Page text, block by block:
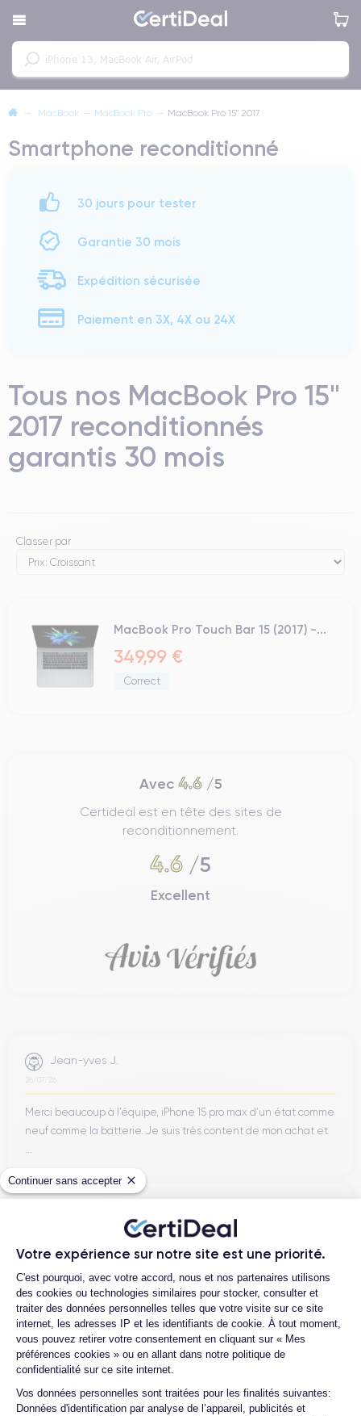
Continuer sans accepter
Votre expérience sur notre site est une priorité.
Plateforme de Gestion du
C'est pourquoi, avec votre accord, nous et nos partenaires utilisons
des cookies ou technologies similaires pour stocker, consulter et
traiter des données personnelles telles que votre visite sur ce site
internet, les adresses IP et les identifiants de cookie. À tout moment,
vous pouvez retirer votre consentement en cliquant sur « Mes
préférences cookies » ou en allant dans notre politique de
confidentialité sur ce site internet.
Vos données personnelles sont traitées pour les finalités suivantes:
Données d'identification par analyse de l’appareil, publicités et
Axeptio consent
— MacBook — MacBook Pro — MacBook Pro 15" 2017
Smartphone reconditionné
30 jours pour tester
Garantie 30 mois
Expédition sécurisée
Paiement en 3X, 4X ou 24X
Tous nos MacBook Pro 15"
2017 reconditionnés
garantis 30 mois
Classer par
MacBook Pro Touch Bar 15 (2017) -...
349,99 €
Correct
Avec 4.6/5
Certideal est en tête des sites de
reconditionnement.
4.6 /5
Excellent
Jean-yves J.
26/07/26
Merci beaucoup à l’équipe, iPhone 15 pro max d’un état comme
neuf comme la batterie. Je suis très content de mon achat et
Bonne expérience
Ambroise V.
10/07/26
Franchement super content ! J'ai acheté mon iPhone 14 Pro
chez eux et rien à redire, il est nickel. La batterie a été